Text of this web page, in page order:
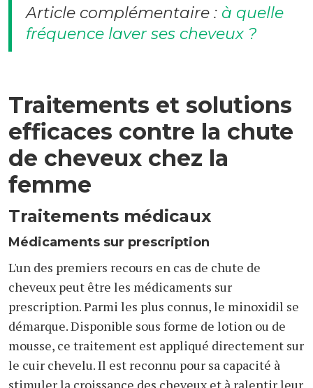
Article complémentaire : à quelle
fréquence laver ses cheveux ?
Traitements et solutions
efficaces contre la chute
de cheveux chez la
femme
Traitements médicaux
Médicaments sur prescription
L'un des premiers recours en cas de chute de
cheveux peut être les médicaments sur
prescription. Parmi les plus connus, le minoxidil se
démarque. Disponible sous forme de lotion ou de
mousse, ce traitement est appliqué directement sur
le cuir chevelu. Il est reconnu pour sa capacité à
stimuler la croissance des cheveux et à ralentir leur